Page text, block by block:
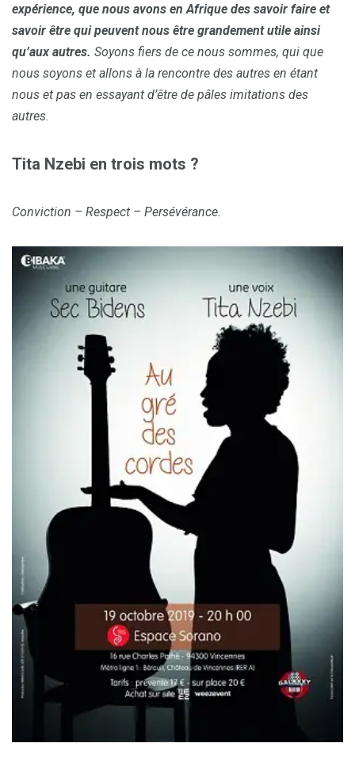
expérience, que nous avons en Afrique des savoir faire et
savoir être qui peuvent nous être grandement utile ainsi
qu’aux autres. Soyons fiers de ce nous sommes, qui que
nous soyons et allons à la rencontre des autres en étant
nous et pas en essayant d’être de pâles imitations des
autres.
Tita Nzebi en trois mots ?
Conviction – Respect – Persévérance.